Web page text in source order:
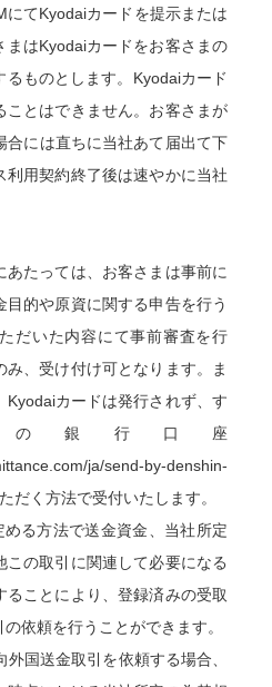
にてKyodaiカードを提示または
まはKyodaiカードをお客さまの
ものとします。Kyodaiカード
ことはできません。お客さまが
合には直ちに当社あて届出て下
利用契約終了後は速やかに当社
たっては、お客さまは事前に
的や原資に関する申告を行う
だいた内容にて事前審査を行
、受け付け可となります。ま
Kyodaiカードは発行されず、す
銀行口座
ja/send-by-denshin-
だく方法で受付いたします。
る方法で送金資金、当社所定
の取引に関連して必要になる
ことにより、登録済みの受取
依頼を行うことができます。
国送金取引を依頼する場合、